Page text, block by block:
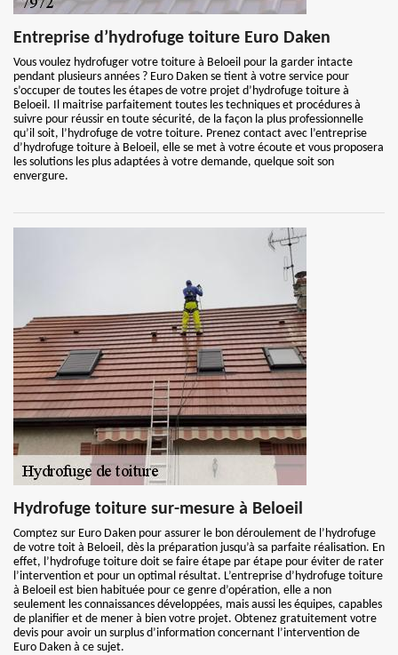
Entreprise d’hydrofuge toiture Euro Daken
Vous voulez hydrofuger votre toiture à Beloeil pour la garder intacte
pendant plusieurs années ? Euro Daken se tient à votre service pour
s’occuper de toutes les étapes de votre projet d’hydrofuge toiture à
Beloeil. Il maitrise parfaitement toutes les techniques et procédures à
suivre pour réussir en toute sécurité, de la façon la plus professionnelle
qu’il soit, l’hydrofuge de votre toiture. Prenez contact avec l’entreprise
d’hydrofuge toiture à Beloeil, elle se met à votre écoute et vous proposera
les solutions les plus adaptées à votre demande, quelque soit son
envergure.
Hydrofuge toiture sur-mesure à Beloeil
Comptez sur Euro Daken pour assurer le bon déroulement de l’hydrofuge
de votre toit à Beloeil, dès la préparation jusqu’à sa parfaite réalisation. En
effet, l’hydrofuge toiture doit se faire étape par étape pour éviter de rater
l’intervention et pour un optimal résultat. L’entreprise d’hydrofuge toiture
à Beloeil est bien habituée pour ce genre d’opération, elle a non
seulement les connaissances développées, mais aussi les équipes, capables
de planifier et de mener à bien votre projet. Obtenez gratuitement votre
devis pour avoir un surplus d’information concernant l’intervention de
Euro Daken à ce sujet.